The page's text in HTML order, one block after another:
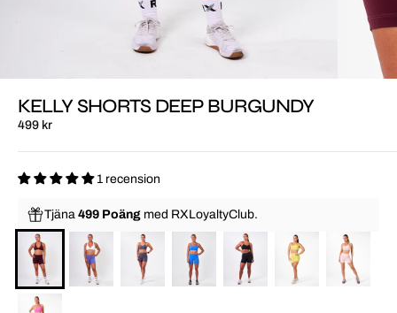
KELLY SHORTS DEEP BURGUNDY
499 kr
1 recension
Tjäna 499 Poäng med RXLoyaltyClub.